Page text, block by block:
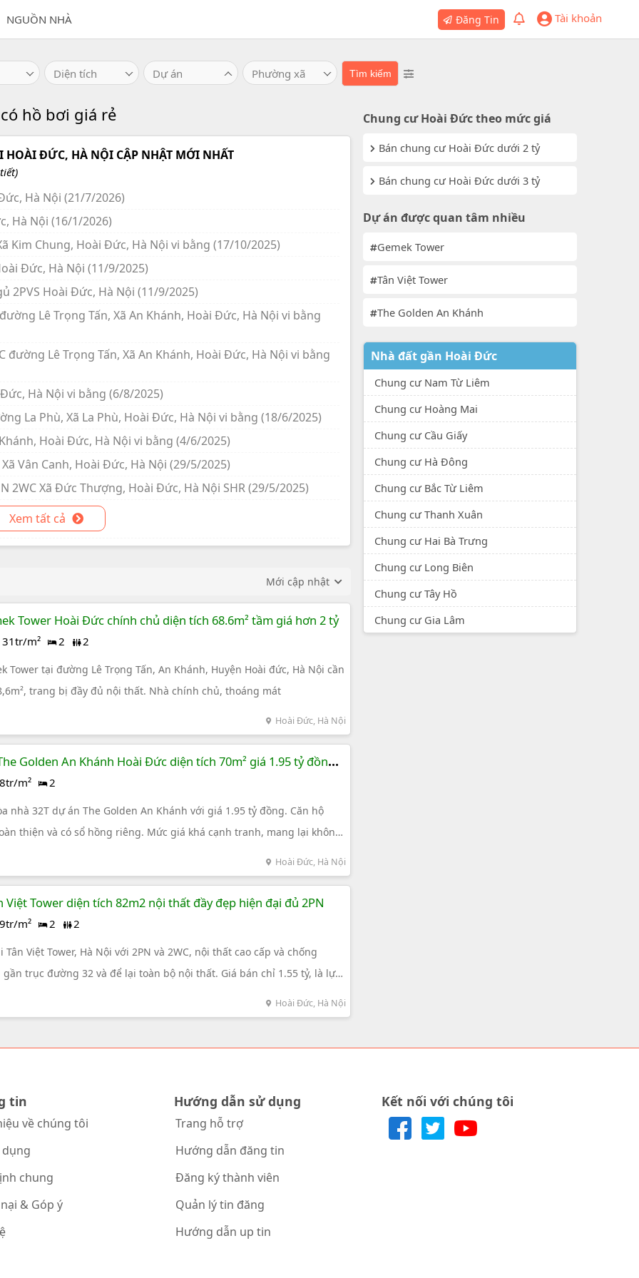
NGUỒN NHÀ Đăng Tin Tài khoản
Diện tích Dự án Phường xã
hồ bơi giá rẻ
ĐỨC, HÀ NỘI CẬP NHẬT MỚI NHẤT
Hà Nội (21/7/2026)
Hà Nội (16/1/2026)
Kim Chung, Hoài Đức, Hà Nội vi bằng (17/10/2025)
Đức, Hà Nội (11/9/2025)
2PVS Hoài Đức, Hà Nội (11/9/2025)
Lê Trọng Tấn, Xã An Khánh, Hoài Đức, Hà Nội vi bằng
đường Lê Trọng Tấn, Xã An Khánh, Hoài Đức, Hà Nội vi bằng
Hà Nội vi bằng (6/8/2025)
La Phù, Xã La Phù, Hoài Đức, Hà Nội vi bằng (18/6/2025)
Hoài Đức, Hà Nội vi bằng (4/6/2025)
Vân Canh, Hoài Đức, Hà Nội (29/5/2025)
2WC Xã Đức Thượng, Hoài Đức, Hà Nội SHR (29/5/2025)
Xem tất cả
Mới cập nhật
Tower Hoài Đức chính chủ diện tích 68.6m² tầm giá hơn 2 tỷ
31tr/m² 2 2
Tower tại đường Lê Trọng Tấn, An Khánh, Huyện Hoài đức, Hà Nội cần
trang bị đầy đủ nội thất. Nhà chính chủ, thoáng mát
Hoài Đức, Hà Nội
Golden An Khánh Hoài Đức diện tích 70m² giá 1.95 tỷ đồng
m² 2
nhà 32T dự án The Golden An Khánh với giá 1.95 tỷ đồng. Căn hộ
thiện và có sổ hồng riêng. Mức giá khá cạnh tranh, mang lại không
Hoài Đức, Hà Nội
Việt Tower diện tích 82m2 nội thất đầy đẹp hiện đại đủ 2PN
m² 2 2
Việt Tower, Hà Nội với 2PN và 2WC, nội thất cao cấp và chống
trục đường 32 và để lại toàn bộ nội thất. Giá bán chỉ 1.55 tỷ, là lựa
Hoài Đức, Hà Nội
Chung cư Hoài Đức theo mức giá
Bán chung cư Hoài Đức dưới 2 tỷ
Bán chung cư Hoài Đức dưới 3 tỷ
Dự án được quan tâm nhiều
Gemek Tower
Tân Việt Tower
The Golden An Khánh
Nhà đất gần Hoài Đức
Chung cư Nam Từ Liêm
Chung cư Hoàng Mai
Chung cư Cầu Giấy
Chung cư Hà Đông
Chung cư Bắc Từ Liêm
Chung cư Thanh Xuân
Chung cư Hai Bà Trưng
Chung cư Long Biên
Chung cư Tây Hồ
Chung cư Gia Lâm
tin
về chúng tôi
dụng
chung
& Góp ý
Hướng dẫn sử dụng
Trang hỗ trợ
Hướng dẫn đăng tin
Đăng ký thành viên
Quản lý tin đăng
Hướng dẫn up tin
Kết nối với chúng tôi